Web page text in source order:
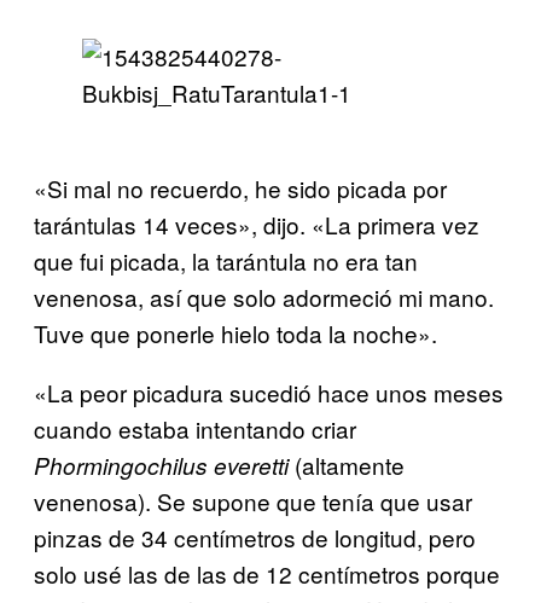
«Si mal no recuerdo, he sido picada por
tarántulas 14 veces», dijo. «La primera vez
que fui picada, la tarántula no era tan
venenosa, así que solo adormeció mi mano.
Tuve que ponerle hielo toda la noche».
«La peor picadura sucedió hace unos meses
cuando estaba intentando criar
Phormingochilus everetti(altamente
venenosa). Se supone que tenía que usar
pinzas de 34 centímetros de longitud, pero
solo usé las de las de 12 centímetros porque